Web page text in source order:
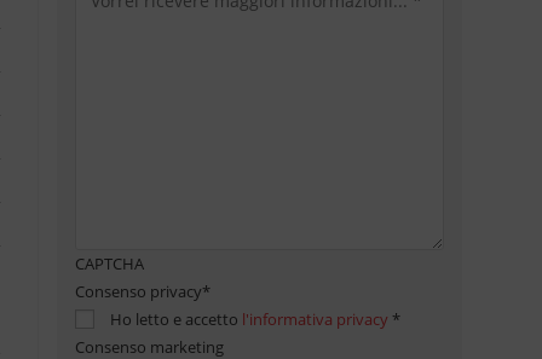
CAPTCHA
Consenso privacy*
Ho letto e accetto l'informativa privacy *
Consenso marketing